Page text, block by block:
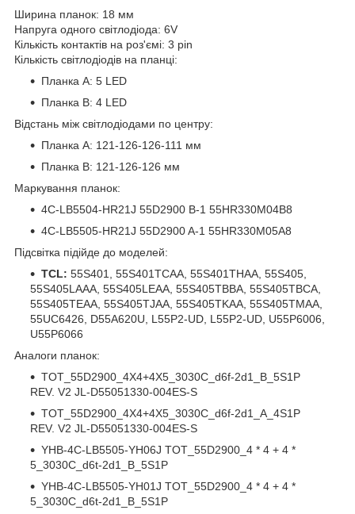
Ширина планок: 18 мм
Напруга одного світлодіода: 6V
Кількість контактів на роз'ємі: 3 pin
Кількість світлодіодів на планці:
Планка A: 5 LED
Планка B: 4 LED
Відстань між світлодіодами по центру:
Планка A: 121-126-126-111 мм
Планка B: 121-126-126 мм
Маркування планок:
4C-LB5504-HR21J 55D2900 B-1 55HR330M04B8
4C-LB5505-HR21J 55D2900 A-1 55HR330M05A8
Підсвітка підійде до моделей:
TCL: 55S401, 55S401TCAA, 55S401THAA, 55S405,
55S405LAAA, 55S405LEAA, 55S405TBBA, 55S405TBCA,
55S405TEAA, 55S405TJAA, 55S405TKAA, 55S405TMAA,
55UC6426, D55A620U, L55P2-UD, L55P2-UD, U55P6006,
U55P6066
Аналоги планок:
TOT_55D2900_4X4+4X5_3030C_d6f-2d1_B_5S1P
REV. V2 JL-D55051330-004ES-S
TOT_55D2900_4X4+4X5_3030C_d6f-2d1_A_4S1P
REV. V2 JL-D55051330-004ES-S
YHB-4C-LB5505-YH06J TOT_55D2900_4 * 4 + 4 *
5_3030C_d6t-2d1_B_5S1P
YHB-4C-LB5505-YH01J TOT_55D2900_4 * 4 + 4 *
5_3030C_d6t-2d1_B_5S1P